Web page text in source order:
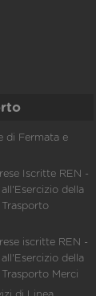
di Fermata e
Iscritte REN -
della
Trasporto
iscritte REN -
della
Merci